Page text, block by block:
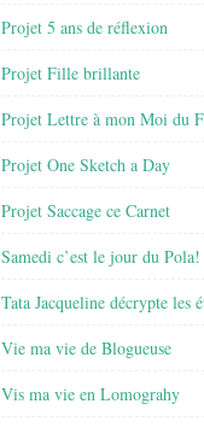
Projet 5 ans de réflexion
Projet Fille brillante
Projet Lettre à mon Moi du
Projet One Sketch a Day
Projet Saccage ce Carnet
Samedi c’est le jour du Pola!
Tata Jacqueline décrypte les
Vie ma vie de Blogueuse
Vis ma vie en Lomograhy